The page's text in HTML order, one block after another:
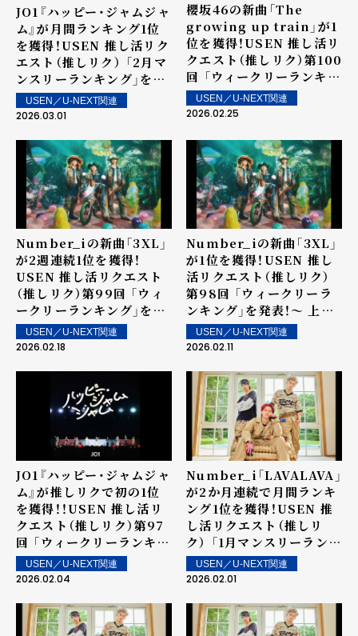
JO1『ハッピー・ジャムジャ
ム』が月間ランキング1位
を獲得！USEN 推し活リク
エスト（推しリク） 「2月マ
ンスリーランキング」を発
表！USEN／U-NEXT関連
2026.03.01
櫻坂46の新曲「The
growing up train」が1
位を獲得！USEN 推し活リ
クエスト（推しリク）第100
回 「ウィークリーランキン
グ」を発表！～ 上位ランク
イン楽曲は2月28日（土）
USEN／U-NEXT関連
2026.02.25
Number_iの新曲「3XL」
が2週連続1位を獲得！
USEN 推し活リクエスト
（推しリク）第99回 「ウィ
ークリーランキング」を発
表！～ 上位ランクイン楽曲
は2月21日（土）より街中・
USEN／U-NEXT関連
2026.02.18
Number_iの新曲「3XL」
が1位を獲得！USEN 推し
活リクエスト（推しリク）
第98回 「ウィークリーラ
ンキング」を発表！～ 上位
ランクイン楽曲は2月14日
（土）より街中・店内で配信
USEN／U-NEXT関連
2026.02.11
JO1『ハッピー・ジャムジャ
ム』が推しリクで初の1位
を獲得！！USEN 推し活リ
クエスト（推しリク）第97
回 「ウィークリーランキン
グ」を発表！～ 上位ランク
イン楽曲は2月7日（土）よ
USEN／U-NEXT関連
2026.02.04
Number_i「LAVALAVA」
が2か月連続で月間ランキ
ング1位を獲得！USEN 推
し活リクエスト（推しリ
ク） 「1月マンスリーランキ
ング」を発表！
USEN／U-NEXT関連
2026.02.01